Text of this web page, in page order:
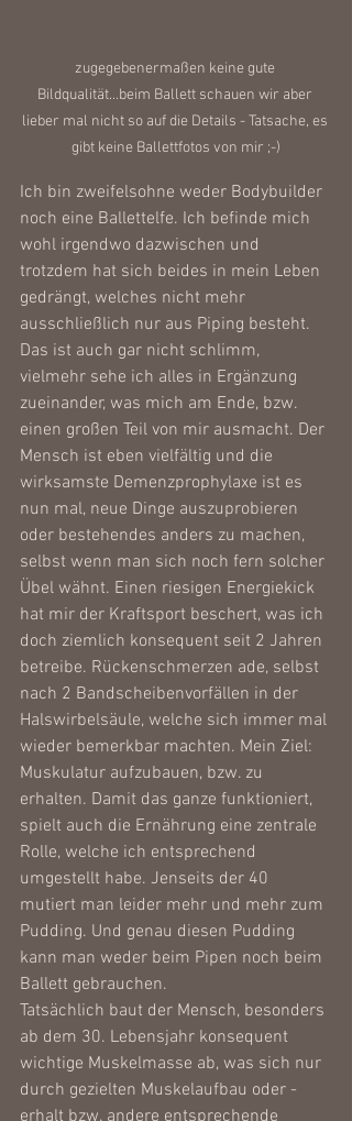
zugegebenermaßen keine gute
Bildqualität...beim Ballett schauen wir aber
lieber mal nicht so auf die Details - Tatsache, es
gibt keine Ballettfotos von mir ;-)
Ich bin zweifelsohne weder Bodybuilder
noch eine Ballettelfe. Ich befinde mich
wohl irgendwo dazwischen und
trotzdem hat sich beides in mein Leben
gedrängt, welches nicht mehr
ausschließlich nur aus Piping besteht.
Das ist auch gar nicht schlimm,
vielmehr sehe ich alles in Ergänzung
zueinander, was mich am Ende, bzw.
einen großen Teil von mir ausmacht. Der
Mensch ist eben vielfältig und die
wirksamste Demenzprophylaxe ist es
nun mal, neue Dinge auszuprobieren
oder bestehendes anders zu machen,
selbst wenn man sich noch fern solcher
Übel wähnt. Einen riesigen Energiekick
hat mir der Kraftsport beschert, was ich
doch ziemlich konsequent seit 2 Jahren
betreibe. Rückenschmerzen ade, selbst
nach 2 Bandscheibenvorfällen in der
Halswirbelsäule, welche sich immer mal
wieder bemerkbar machten. Mein Ziel:
Muskulatur aufzubauen, bzw. zu
erhalten. Damit das ganze funktioniert,
spielt auch die Ernährung eine zentrale
Rolle, welche ich entsprechend
umgestellt habe. Jenseits der 40
mutiert man leider mehr und mehr zum
Pudding. Und genau diesen Pudding
kann man weder beim Pipen noch beim
Ballett gebrauchen.
Tatsächlich baut der Mensch, besonders
ab dem 30. Lebensjahr konsequent
wichtige Muskelmasse ab, was sich nur
durch gezielten Muskelaufbau oder -